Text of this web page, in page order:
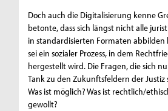
Doch auch die Digitalisierung kenne
betonte, dass sich längst nicht alle
in standardisierten Formaten abbilden
sei ein sozialer Prozess, in dem
hergestellt wird. Die Fragen, die sich
Tank zu den Zukunftsfeldern der
Was ist möglich? Was ist rechtlich/
gewollt?